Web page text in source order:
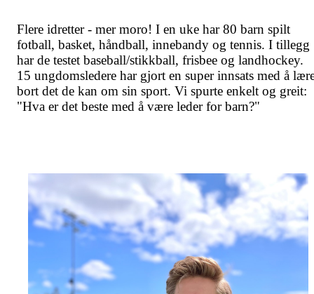
Flere idretter - mer moro! I en uke har 80 barn spilt
fotball, basket, håndball, innebandy og tennis. I tillegg
har de testet baseball/stikkball, frisbee og landhockey.
15 ungdomsledere har gjort en super innsats med å
bort det de kan om sin sport. Vi spurte enkelt og greit:
"Hva er det beste med å være leder for barn?"